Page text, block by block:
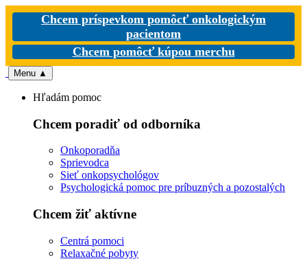
Chcem príspevkom pomôcť onkologickým
pacientom
Chcem pomôcť kúpou merchu
Menu ▲
Hľadám pomoc
Chcem poradiť od odborníka
Onkoporadňa
Sprievodca
Sieť onkopsychológov
Psychologická pomoc pre príbuzných a pozostalých
Chcem žiť aktívne
Centrá pomoci
Relaxačné pobyty